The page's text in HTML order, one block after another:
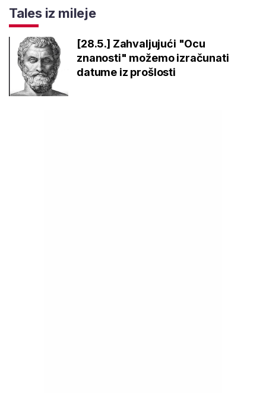
Tales iz mileje
[28.5.] Zahvaljujući "Ocu
znanosti" možemo izračunati
datume iz prošlosti